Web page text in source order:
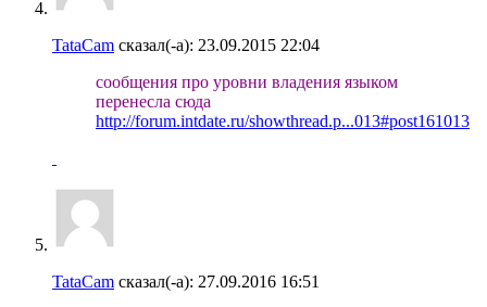
TataCam сказал(-а): 23.09.2015 22:04
сообщения про уровни владения языком
перенесла сюда
http://forum.intdate.ru/showthread.p...013#post161013
TataCam сказал(-а): 27.09.2016 16:51